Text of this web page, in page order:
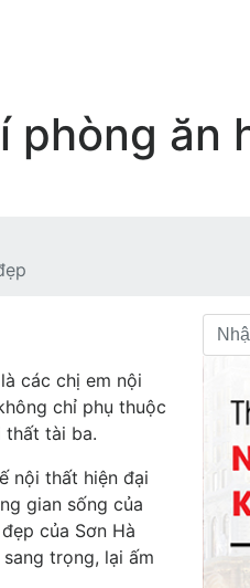
ăn
các chị em nội
chỉ phụ thuộc
thất tài ba.
nội thất hiện đại
gian sống của
của Sơn Hà
trọng, lại ấm